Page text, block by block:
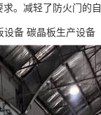
。减轻了防火门
设备 碳晶板生产设备